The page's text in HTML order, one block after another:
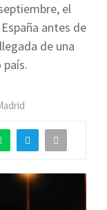
el
antes de
de una